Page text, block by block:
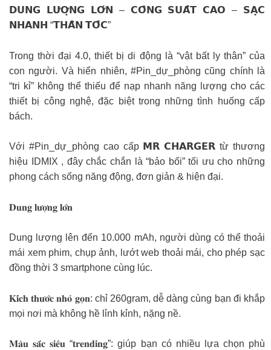
𝗗𝗨𝗡𝗚 𝗟𝗨̛𝗢̛̣𝗡𝗚 𝗟𝗢̛́𝗡 – 𝗖𝗢̂𝗡𝗚 𝗦𝗨𝗔̂́𝗧 𝗖𝗔𝗢 – 𝗦𝗔̣𝗖
𝗡𝗛𝗔𝗡𝗛 “𝗧𝗛𝗔̂̀𝗡 𝗧𝗢̂́𝗖”
Trong thời đại 4.0, thiết bị di động là “vật bất ly thân” của
con người. Và hiển nhiên, #Pin_dự_phòng cũng chính là
“tri kỉ” không thể thiếu để nạp nhanh năng lượng cho các
thiết bị công nghệ, đặc biệt trong những tình huống cấp
bách.
Với #Pin_dự_phòng cao cấp 𝗠𝗥 𝗖𝗛𝗔𝗥𝗚𝗘𝗥 từ thương
hiệu IDMIX , đây chắc chắn là “bảo bối” tối ưu cho những
phong cách sống năng động, đơn giản & hiện đại.
𝐃𝐮𝐧𝐠 𝐥𝐮̛𝐨̛̣𝐧𝐠 𝐥𝐨̛́𝐧
Dung lượng lên đến 10.000 mAh, người dùng có thể thoải
mái xem phim, chụp ảnh, lướt web thoải mái, cho phép sạc
đồng thời 3 smartphone cùng lúc.
𝐊𝐢́𝐜𝐡 𝐭𝐡𝐮̛𝐨̛́𝐜 𝐧𝐡𝐨̉ 𝐠𝐨̣𝐧: chỉ 260gram, dễ dàng cùng bạn đi khắp
mọi nơi mà không hề lỉnh kỉnh, nặng nề.
𝐌𝐚̀𝐮 𝐬𝐚̆́𝐜 𝐬𝐢𝐞̂𝐮 “𝐭𝐫𝐞𝐧𝐝𝐢𝐧𝐠”: giúp bạn có nhiều lựa chọn phù